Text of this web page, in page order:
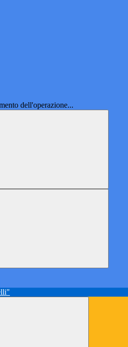
dell'operazione...